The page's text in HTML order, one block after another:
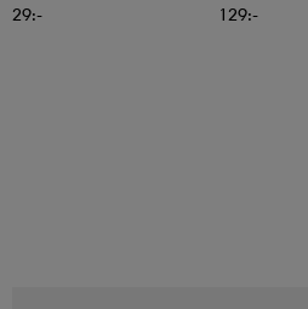
29:- 129:-